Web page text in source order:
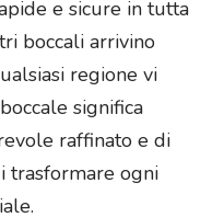
e sicure in tutta
boccali arrivino
regione vi
significa
raffinato e di
trasformare ogni